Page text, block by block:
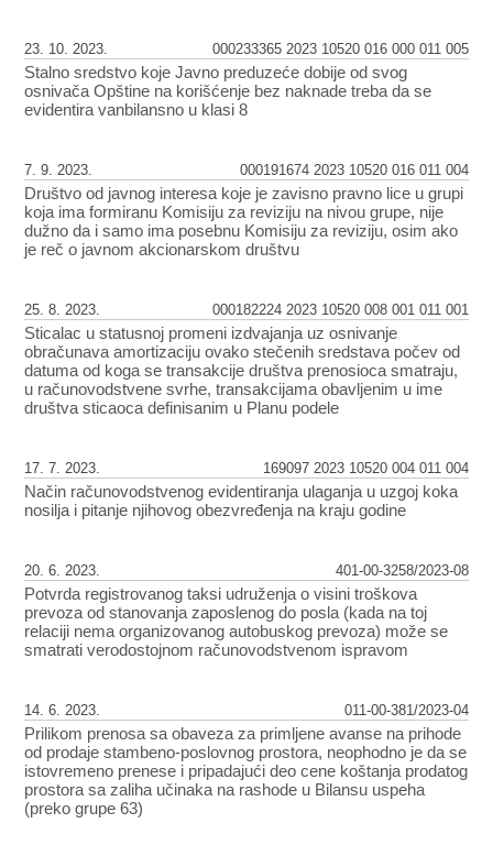
Stalno sredstvo koje Javno preduzeće dobije od svog
osnivača Opštine na korišćenje bez naknade treba da se
evidentira vanbilansno u klasi 8
23. 10. 2023. 000233365 2023 10520 016 000 011 005
Društvo od javnog interesa koje je zavisno pravno lice u grupi
koja ima formiranu Komisiju za reviziju na nivou grupe, nije
dužno da i samo ima posebnu Komisiju za reviziju, osim ako
je reč o javnom akcionarskom društvu
7. 9. 2023. 000191674 2023 10520 016 011 004
Sticalac u statusnoj promeni izdvajanja uz osnivanje
obračunava amortizaciju ovako stečenih sredstava počev od
datuma od koga se transakcije društva prenosioca smatraju,
u računovodstvene svrhe, transakcijama obavljenim u ime
društva sticaoca definisanim u Planu podele
25. 8. 2023. 000182224 2023 10520 008 001 011 001
Način računovodstvenog evidentiranja ulaganja u uzgoj koka
nosilja i pitanje njihovog obezvređenja na kraju godine
17. 7. 2023. 169097 2023 10520 004 011 004
Potvrda registrovanog taksi udruženja o visini troškova
prevoza od stanovanja zaposlenog do posla (kada na toj
relaciji nema organizovanog autobuskog prevoza) može se
smatrati verodostojnom računovodstvenom ispravom
20. 6. 2023. 401-00-3258/2023-08
Prilikom prenosa sa obaveza za primljene avanse na prihode
od prodaje stambeno-poslovnog prostora, neophodno je da se
istovremeno prenese i pripadajući deo cene koštanja prodatog
prostora sa zaliha učinaka na rashode u Bilansu uspeha
(preko grupe 63)
14. 6. 2023. 011-00-381/2023-04